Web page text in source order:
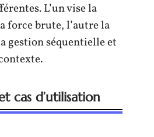
L’un vise la
force brute, l’autre la
gestion séquentielle et
cas d’utilisation